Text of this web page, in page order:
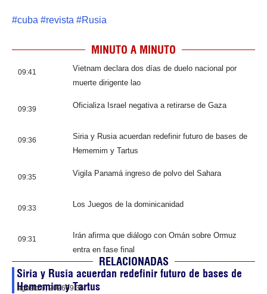
#cuba #revista #Rusia
MINUTO A MINUTO
09:41
Vietnam declara dos días de duelo nacional por
muerte dirigente lao
09:39 Oficializa Israel negativa a retirarse de Gaza
09:36
Siria y Rusia acuerdan redefinir futuro de bases de
Hememim y Tartus
09:35 Vigila Panamá ingreso de polvo del Sahara
09:33 Los Juegos de la dominicanidad
09:31
Irán afirma que diálogo con Omán sobre Ormuz
entra en fase final
RELACIONADAS
Siria y Rusia acuerdan redefinir futuro de bases de
Hememim y Tartus
agosto 9, 202609:36